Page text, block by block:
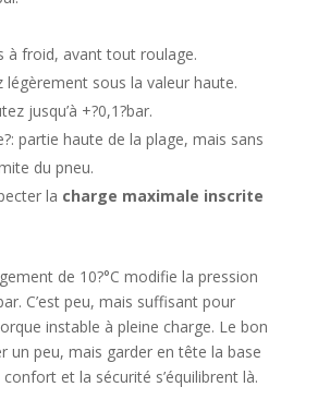
à froid, avant tout roulage.
légèrement sous la valeur haute.
jusqu’à +?0,1?bar.
partie haute de la plage, mais sans
du pneu.
la charge maximale inscrite
de 10?°C modifie la pression
C’est peu, mais suffisant pour
instable à pleine charge. Le bon
un peu, mais garder en tête la base
et la sécurité s’équilibrent là.